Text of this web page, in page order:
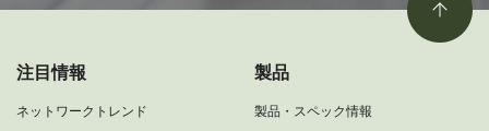
注目情報
ネットワークトレンド
製品
製品・スペック情報